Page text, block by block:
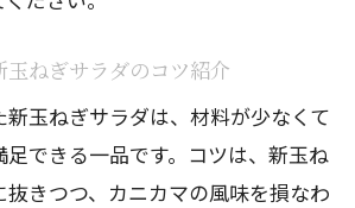
玉ねぎサラダのコツ紹介
新玉ねぎサラダは、材料が少なくて
できる一品です。コツは、新玉ね
抜きつつ、カニカマの風味を損なわ